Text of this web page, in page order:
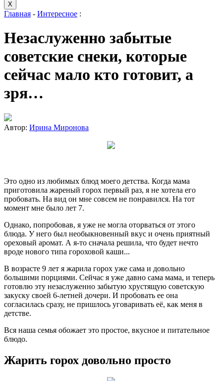
X
Главная - Интересное :
Незаслуженно забытые
советские снеки, которые
сейчас мало кто готовит, а
зря…
Автор: Ирина Миронова
Это одно из любимых блюд моего детства. Когда мама
приготовила жареный горох первый раз, я не хотела его
пробовать. На вид он мне совсем не понравился. На тот
момент мне было лет 7.
Однако, попробовав, я уже не могла оторваться от этого
блюда. У него был необыкновенный вкус и очень приятный
ореховый аромат. А я-то сначала решила, что будет нечто
вроде нового типа гороховой каши...
В возрасте 9 лет я жарила горох уже сама и довольно
большими порциями. Сейчас я уже давно сама мама, и теперь
готовлю эту незаслуженно забытую хрустящую советскую
закуску своей 6-летней дочери. И пробовать ее она
согласилась сразу, не пришлось уговаривать её, как меня в
детстве.
Вся наша семья обожает это простое, вкусное и питательное
блюдо.
Жарить горох довольно просто